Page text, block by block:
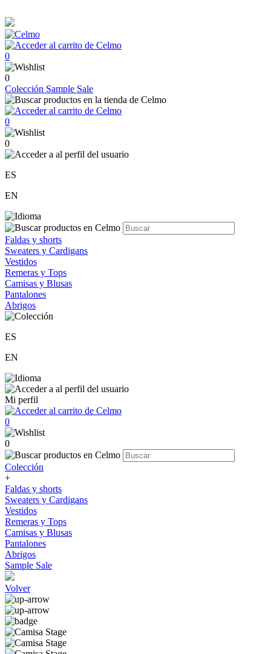
0
0
Colección Sample Sale
0
0
ES
EN
Faldas y shorts
Sweaters y Cardigans
Vestidos
Remeras y Tops
Camisas y Blusas
Pantalones
Abrigos
ES
EN
Mi perfil
0
0
Colección
+
Faldas y shorts
Sweaters y Cardigans
Vestidos
Remeras y Tops
Camisas y Blusas
Pantalones
Abrigos
Sample Sale
Volver